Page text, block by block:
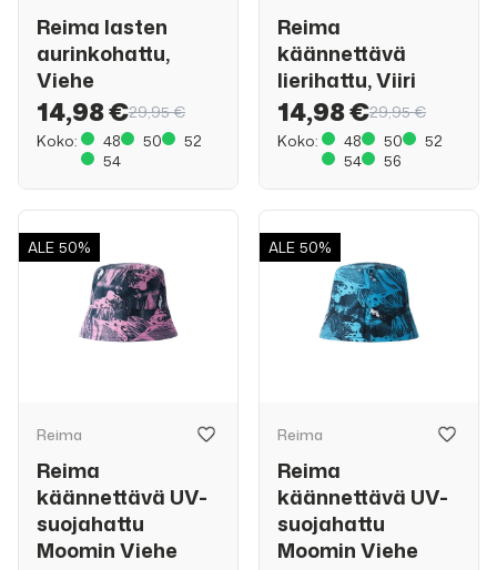
Reima lasten
aurinkohattu,
Viehe
14,98 €29,95 €
Koko:
48 50
52
54
Reima
käännettävä
lierihattu, Viiri
14,98 €29,95 €
Koko:
48 50
52
54
56
ALE 50%
Reima
Reima
käännettävä UV-
suojahattu
Moomin Viehe
ALE 50%
Reima
Reima
käännettävä UV-
suojahattu
Moomin Viehe